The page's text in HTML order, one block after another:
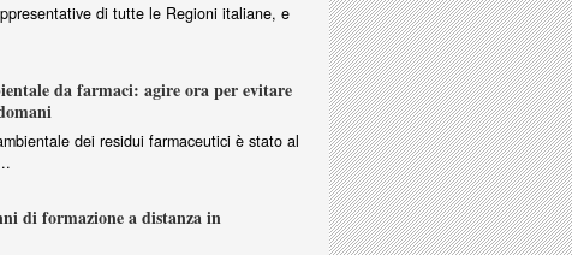
di tutte le Regioni italiane, e
da farmaci: agire ora per evitare
dei residui farmaceutici è stato al
di formazione a distanza in